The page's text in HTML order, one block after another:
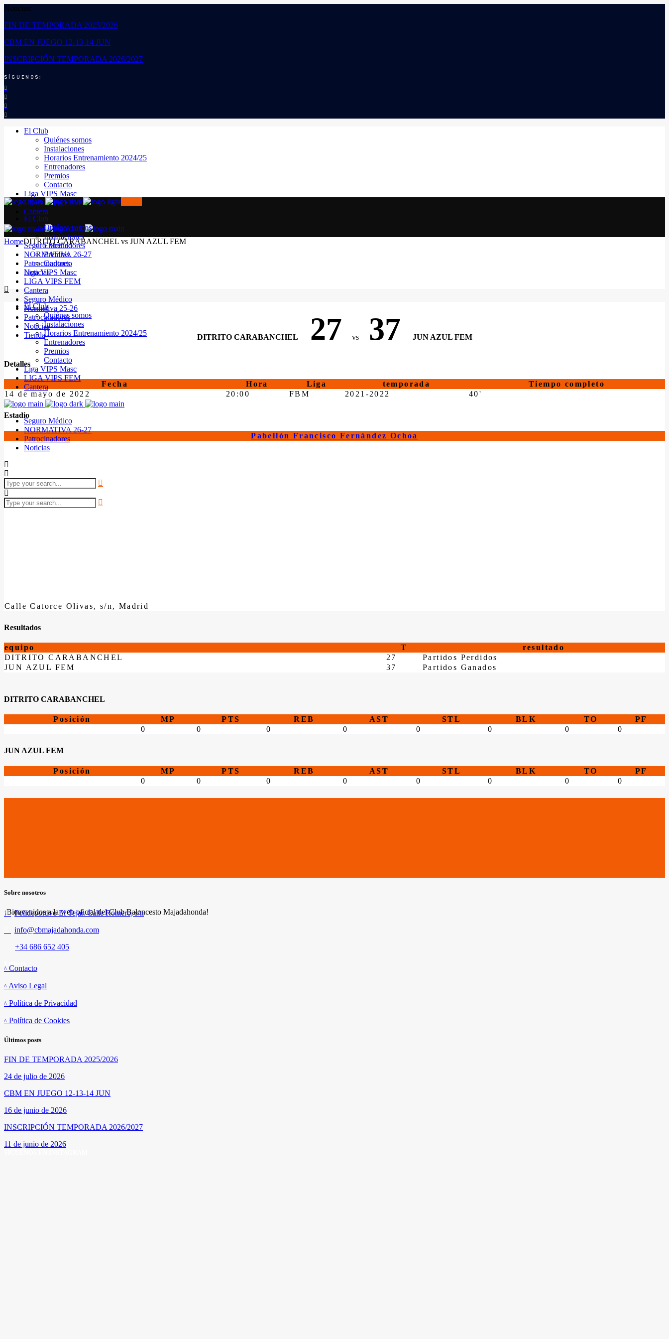
Noticias:
FIN DE TEMPORADA 2025/2026
CBM EN JUEGO 12-13-14 JUN
INSCRIPCIÓN TEMPORADA 2026/2027
SÍGUENOS:
El Club
Quiénes somos
Instalaciones
Horarios Entrenamiento 2024/25
Entrenadores
Premios
Contacto
Liga VIPS Masc
LIGA VIPS FEM
Cantera
Seguro Médico
NORMATIVA 26-27
Patrocinadores
Noticias
El Club
Quiénes somos
Instalaciones
Horarios Entrenamiento 2024/25
Entrenadores
Premios
Contacto
Liga VIPS Masc
LIGA VIPS FEM
Cantera
Seguro Médico
NORMATIVA 26-27
Patrocinadores
Noticias
El Club
Quiénes somos
Instalaciones
Entrenadores
Premios
Contacto
Liga VIPS Masc
LIGA VIPS FEM
Cantera
Seguro Médico
Normativa 25-26
Patrocinadores
Noticias
Tienda
HomeDITRITO CARABANCHEL vs JUN AZUL FEM
DITRITO CARABANCHEL 27 vs 37 JUN AZUL FEM
Detalles
Fecha Hora Liga temporada
Tiempo completo
14 de mayo de 2022
20:00 FBM 2021-2022 40'
Estadio
Pabellón Francisco Fernández Ochoa
Calle Catorce Olivas, s/n, Madrid
Resultados
equipo T
resultado
DITRITO CARABANCHEL
27
Partidos Perdidos
JUN AZUL FEM
37 Partidos Ganados
DITRITO CARABANCHEL
Posición MP PTS REB AST STL BLK TO
PF
0
0 0 0 0 0 0 0
JUN AZUL FEM
Posición MP PTS REB AST STL BLK TO
PF
0
0 0 0 0 0 0 0
Sobre nosotros
¡Bienvenidos a la web oficial del Club Baloncesto Majadahonda!
Polideportivo El Tejar. Calle Romero, s/n
info@cbmajadahonda.com
+34 686 652 405
Contacto
Aviso Legal
Política de Privacidad
Política de Cookies
Últimos posts
FIN DE TEMPORADA 2025/2026
24 de julio de 2026
CBM EN JUEGO 12-13-14 JUN
16 de junio de 2026
INSCRIPCIÓN TEMPORADA 2026/2027
11 de junio de 2026